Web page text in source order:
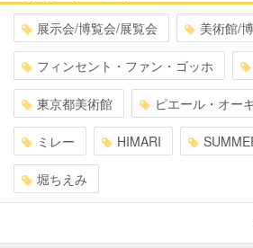
展示会/博覧会/展覧会 美術館/
フィンセント・ファン・ゴッホ
東京都美術館 ピエール・オー
ミレー HIMARI
堀ちえみ